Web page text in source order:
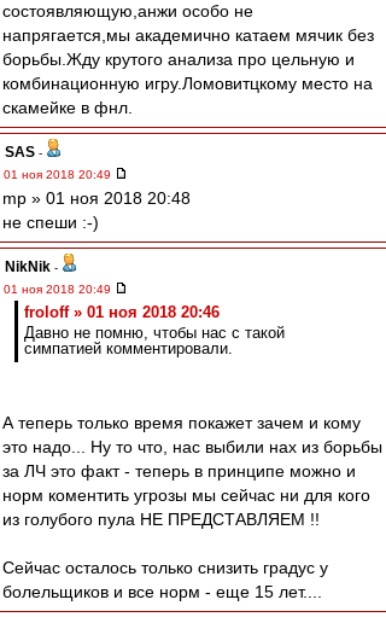
состоявляющую,анжи особо не
напрягается,мы академично катаем мячик без
борьбы.Жду крутого анализа про цельную и
комбинационную игру.Ломовитцкому место на
скамейке в фнл.
SAS -
01 ноя 2018 20:49
mp » 01 ноя 2018 20:48
не спеши :-)
NikNik -
01 ноя 2018 20:49
froloff » 01 ноя 2018 20:46
Давно не помню, чтобы нас с такой
симпатией комментировали.
А теперь только время покажет зачем и кому
это надо... Ну то что, нас выбили нах из борьбы
за ЛЧ это факт - теперь в принципе можно и
норм коментить угрозы мы сейчас ни для кого
из голубого пула НЕ ПРЕДСТАВЛЯЕМ !!
Сейчас осталось только снизить градус у
болельщиков и все норм - еще 15 лет....